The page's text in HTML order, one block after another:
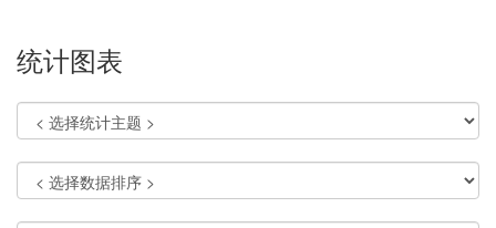
统计图表